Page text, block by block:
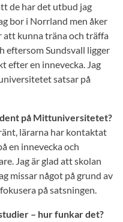
de har det utbud jag
bor i Norrland men åker
att kunna träna och träffa
eftersom Sundsvall ligger
efter en innevecka. Jag
satsar på
på Mittuniversitetet?
lärarna har kontaktat
en innevecka och
Jag är glad att skolan
missar något på grund av
på satsningen.
– hur funkar det?